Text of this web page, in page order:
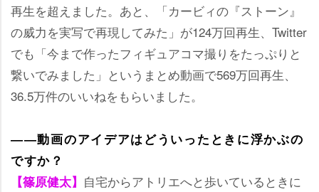
再生を超えました。あと、「カービィの『ストーン』
の威力を実写で再現してみた」が124万回再生、Twitter
でも「今まで作ったフィギュアコマ撮りをたっぷりと
繋いでみました」というまとめ動画で569万回再生、
36.5万件のいいねをもらいました。
――動画のアイデアはどういったときに浮かぶの
ですか？
【篠原健太】 自宅からアトリエへと歩いているときに